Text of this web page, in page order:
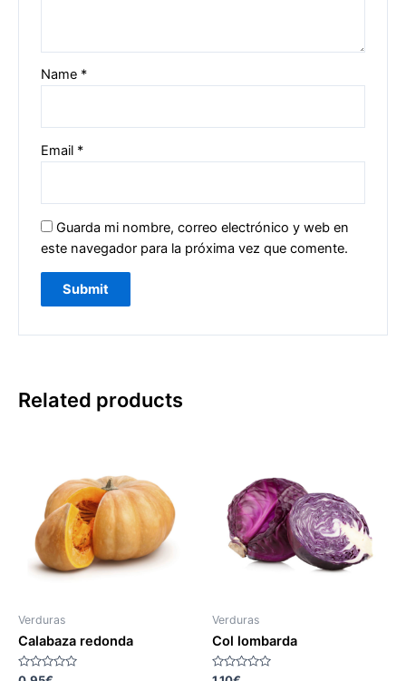
Name *
Email *
Guarda mi nombre, correo electrónico y web en
este navegador para la próxima vez que comente.
Related products
Verduras
Calabaza redonda
Rated
Verduras
Col lombarda
Rated